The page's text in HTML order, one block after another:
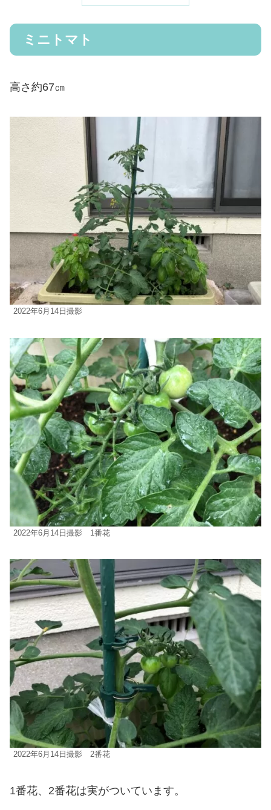
ミニトマト
高さ約67㎝
2022年6月14日撮影
2022年6月14日撮影 1番花
2022年6月14日撮影 2番花
1番花、2番花は実がついています。